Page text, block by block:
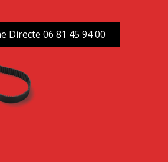
Directe 06 81 45 94 00